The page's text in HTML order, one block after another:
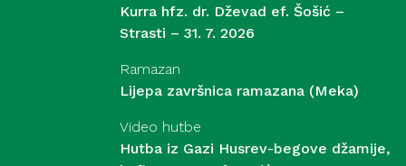
Kurra hfz. dr. Dževad ef. Šošić –
Strasti – 31. 7. 2026
Ramazan
Lijepa završnica ramazana (Meka)
Video hutbe
Hutba iz Gazi Husrev-begove džamije,